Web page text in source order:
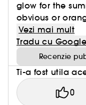
glow for the
obvious or
Vezi mai mult
Tradu cu Google
Recenzie
Ti-a fost utila
0